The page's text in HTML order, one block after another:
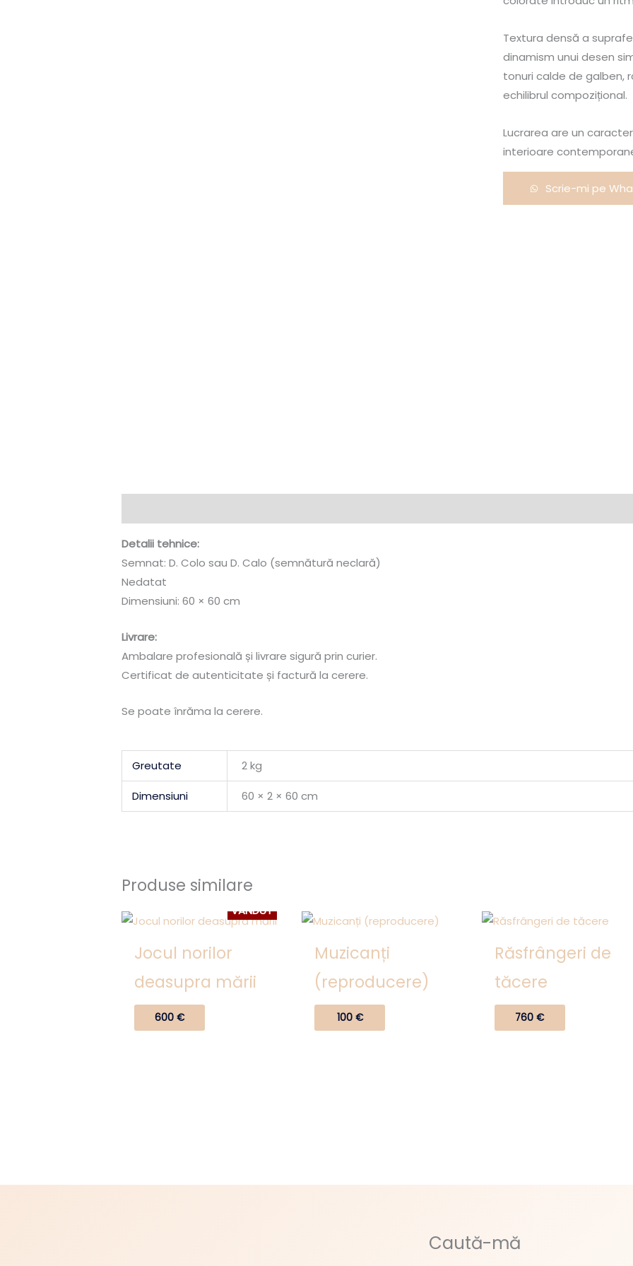
Textura densă a
dinamism unui desen
tonuri calde de galben,
echilibrul compozițional.
Lucrarea are un
interioare
Scrie-mi pe
Detalii tehnice:
Semnat: D. Colo sau D. Calo (semnătură neclară)
Nedatat
Dimensiuni: 60 × 60 cm
Livrare:
Ambalare profesională și livrare sigură prin curier.
Certificat de autenticitate și factură la cerere.
Se poate înrăma la cerere.
Greutate 2 kg
Dimensiuni 60 × 2 × 60 cm
Produse similare
VÂNDUT
Jocul norilor
deasupra mării
600€
Muzicanți
(reproducere)
100 €
Răsfrângeri de
tăcere
760€
Caută-mă